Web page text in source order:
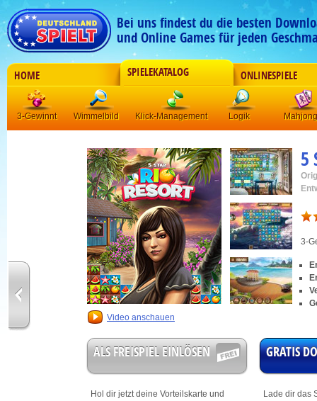
Bei uns findest du die besten
und Online Games für jeden
HOME SPIELEKATALOG ONLINESPIELE
3-Gewinnt Wimmelbild Klick-Management Logik Mahjong
Video anschauen
5
3-
ALS FREISPIEL EINLÖSEN
Hol dir jetzt deine Vorteilskarte und
GRATIS
Lade dir das